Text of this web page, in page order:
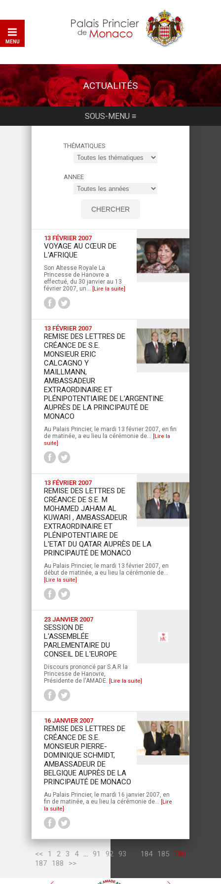
MENU
ACTUALITÉS
THÉMATIQUES
ANNEE
13 FÉVRIER 2007
VOYAGE AU CŒUR DE
L'AFRIQUE
Son Altesse Royale La
Princesse de Hanovre a
effectué, du 30 janvier au 13
février 2007, un... [Lire la suite]
13 FÉVRIER 2007
REMISE DES LETTRES DE
CRÉANCE DE S.E.
MONSIEUR ERIC
CALCAGNO Y
MAILLMANN,
AMBASSADEUR
EXTRAORDINAIRE ET
PLÉNIPOTENTIAIRE DE L'ARGENTINE
AUPRÈS DE LA PRINCIPAUTÉ DE
MONACO
Au Palais Princier, le mardi 13 février 2007, en fin
de matinée, a eu lieu la cérémonie de... [Lire la
suite]
13 FÉVRIER 2007
REMISE DES LETTRES DE
CRÉANCE DE S.E. M
MOHAMED JAHAM AL
KUWARI , AMBASSADEUR
EXTRAORDINAIRE ET
PLÉNIPOTENTIAIRE DE
L'ETAT DU QATAR AUPRÈS DE LA
PRINCIPAUTÉ DE MONACO
Au Palais Princier, le mardi 13 février 2007, en
début de matinée, a eu lieu la cérémonie de...
[Lire la suite]
23 JANVIER 2007
SESSION DE
L'ASSEMBLÉE
PARLEMENTAIRE DU
CONSEIL DE L'EUROPE
Discours prononcé par S.A.R la
Princesse de Hanovre,
Présidente de l'AMADE. [Lire la suite]
16 JANVIER 2007
REMISE DES LETTRES DE
CRÉANCE DE S.E.
MONSIEUR PIERRE-
DOMINIQUE SCHMIDT,
AMBASSADEUR DE
BELGIQUE AUPRÈS DE LA
PRINCIPAUTÉ DE MONACO
Au Palais Princier, le mardi 16 janvier 2007, en
fin de matinée, a eu lieu la cérémonie de... [Lire
la suite]
<< 1 2 3 4 ... 91 92 93 ... 184 185
186
187
188 >>
SOUS-MENU ≡